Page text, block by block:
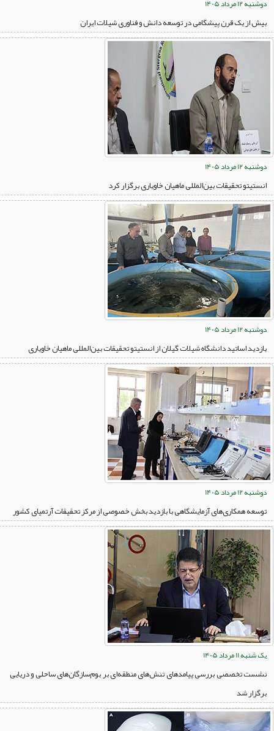
دوشنبه 12 مرداد 1405
بیش از یک قرن پیشگامی در توسعه دانش و فناوری شیلات ایران
دوشنبه 12 مرداد 1405
انستیتو تحقیقات بین‌المللی ماهیان خاویاری برگزار کرد
دوشنبه 12 مرداد 1405
بازدید اساتید دانشگاه شیلات گیلان از انستیتو تحقیقات بین‌المللی ماهیان خاویاری
دوشنبه 12 مرداد 1405
توسعه همکاری‌های آزمایشگاهی با بازدید بخش خصوصی از مرکز تحقیقات آرتمیای کشور
یک شنبه 11 مرداد 1405
نشست تخصصی بررسی پیامدهای تنش‌های منطقه‌ای بر بوم‌سازگان‌های ساحلی و دریایی
برگزار شد